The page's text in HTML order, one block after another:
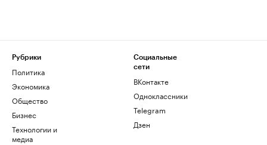
Рубрики
Политика
Экономика
Общество
Бизнес
Технологии и
медиа
Социальные
сети
ВКонтакте
Одноклассники
Telegram
Дзен